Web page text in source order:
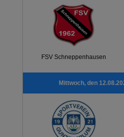
FSV Schneppenhausen
Mittwoch, den